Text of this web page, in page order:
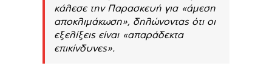
κάλεσε την Παρασκευή για «άμεση
αποκλιμάκωση», δηλώνοντας ότι οι
εξελίξεις είναι «απαράδεκτα
επικίνδυνες».